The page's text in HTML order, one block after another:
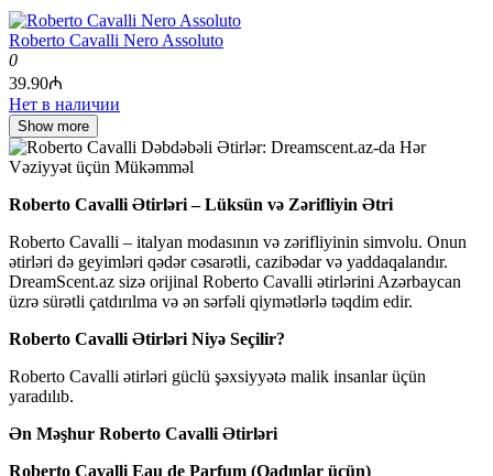
Roberto Cavalli Nero Assoluto
0
39.90₼
Нет в наличии
Show more
Roberto Cavalli Ətirləri – Lüksün və Zərifliyin Ətri
Roberto Cavalli – italyan modasının və zərifliyinin simvolu. Onun
ətirləri də geyimləri qədər cəsarətli, cazibədar və yaddaqalandır.
DreamScent.az sizə orijinal Roberto Cavalli ətirlərini Azərbaycan
üzrə sürətli çatdırılma və ən sərfəli qiymətlərlə təqdim edir.
Roberto Cavalli Ətirləri Niyə Seçilir?
Roberto Cavalli ətirləri güclü şəxsiyyətə malik insanlar üçün
yaradılıb.
Ən Məşhur Roberto Cavalli Ətirləri
Roberto Cavalli Eau de Parfum (Qadınlar üçün)